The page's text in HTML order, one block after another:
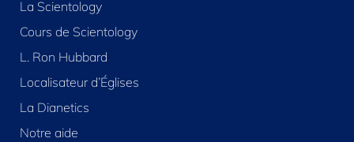
La Scientology
Cours de Scientology
L. Ron Hubbard
Localisateur d’Églises
La Dianetics
Notre aide